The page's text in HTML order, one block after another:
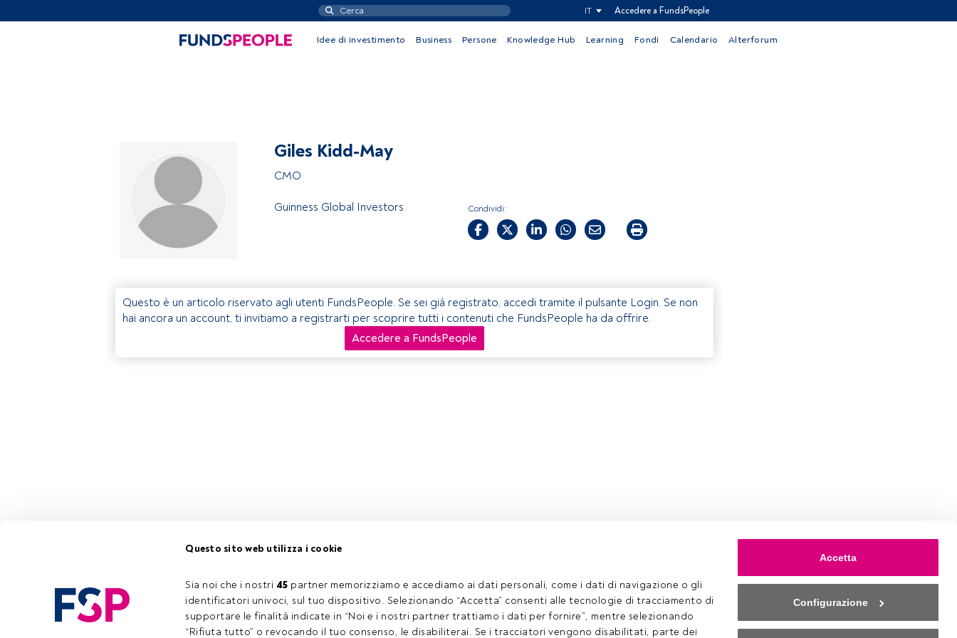
Questo sito web utilizza i cookie
Sia noi che i nostri 45 partner memorizziamo e accediamo ai dati personali, come i dati di navigazione o gli
identificatori univoci, sul tuo dispositivo. Selezionando “Accetta” consenti alle tecnologie di tracciamento di
supportare le finalità indicate in “Noi e i nostri partner trattiamo i dati per fornire”, mentre selezionando
“Rifiuta tutto” o revocando il tuo consenso, le disabiliterai. Se i tracciatori vengono disabilitati, parte dei
Accetta
Configurazione
IT Accedere a FundsPeople
Idee di investimento Business Persone Knowledge Hub Learning Fondi Calendario Alterforum
Giles Kidd-May
CMO
Guinness Global Investors Condividi:
Questo è un articolo riservato agli utenti FundsPeople. Se sei già registrato, accedi tramite il pulsante Login. Se non
hai ancora un account, ti invitiamo a registrarti per scoprire tutti i contenuti che FundsPeople ha da offrire.
Accedere a FundsPeople